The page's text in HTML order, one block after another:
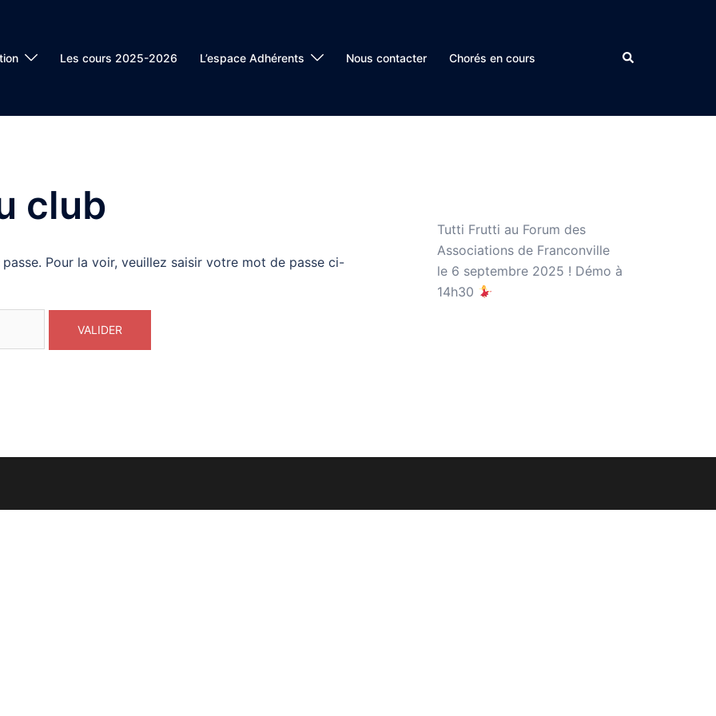
Les cours 2025-2026 L’espace Adhérents Nous contacter Chorés en cours Rechercher
club
Pour la voir, veuillez saisir votre mot de passe ci-
Tutti Frutti au Forum des
Associations de Franconville
le 6 septembre 2025 ! Démo à
14h30